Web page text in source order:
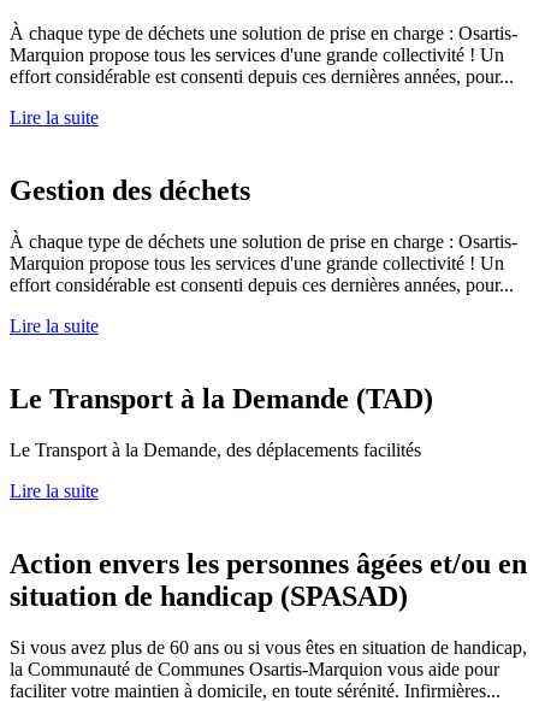
À chaque type de déchets une solution de prise en charge : Osartis-
Marquion propose tous les services d'une grande collectivité ! Un
effort considérable est consenti depuis ces dernières années, pour...
Lire la suite
Gestion des déchets
À chaque type de déchets une solution de prise en charge : Osartis-
Marquion propose tous les services d'une grande collectivité ! Un
effort considérable est consenti depuis ces dernières années, pour...
Lire la suite
Le Transport à la Demande (TAD)
Le Transport à la Demande, des déplacements facilités
Lire la suite
Action envers les personnes âgées et/ou en
situation de handicap (SPASAD)
Si vous avez plus de 60 ans ou si vous êtes en situation de handicap,
la Communauté de Communes Osartis-Marquion vous aide pour
faciliter votre maintien à domicile, en toute sérénité. Infirmières...